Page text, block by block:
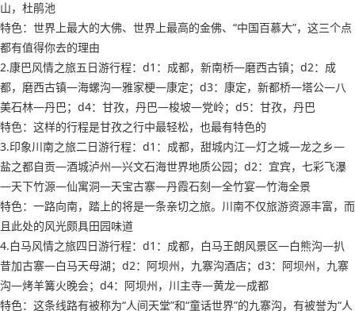
山，杜鹃池
特色：世界上最大的大佛、世界上最高的金佛、“中国百慕大”，这三个点
都有值得你去的理由
2.康巴风情之旅五日游行程：d1：成都，新南桥—磨西古镇；d2：成
都，磨西古镇—海螺沟—雅家梗—康定；d3：康定，新都桥—塔公—八
美石林—丹巴；d4：甘孜，丹巴—梭坡—党岭；d5：甘孜，丹巴
特色：这样的行程是甘孜之行中最轻松，也最有特色的
3.印象川南之旅二日游行程：d1：成都，甜城内江—灯之城—龙之乡—
盐之都自贡—酒城泸州—兴文石海世界地质公园；d2：宜宾，七彩飞瀑
—天下竹源—仙寓洞—天宝古寨—丹霞石刻—全竹宴—竹海全景
特色：一路向南，踏上的将是一条亲切之旅。川南不仅旅游资源丰富，而
且此处的风光颇具田园味道
4.白马风情之旅四日游行程：d1：成都，白马王朗风景区—白熊沟—扒
昔加古寨—白马天母湖；d2：阿坝州，九寨沟酒店；d3：阿坝州，九寨
沟—烤羊篝火晚会；d4：阿坝州，川主寺—黄龙—成都
特色：这条线路有被称为“人间天堂”和“童话世界”的九寨沟，有被誉为“人